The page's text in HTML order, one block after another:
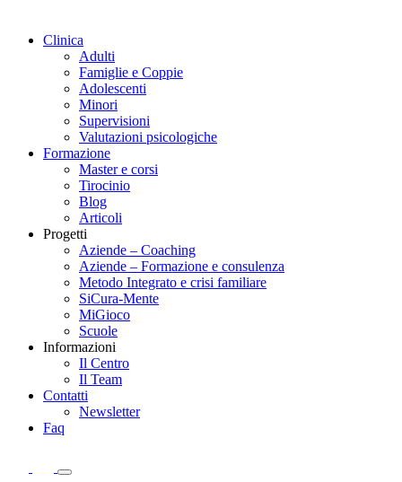
Clinica
Adulti
Famiglie e Coppie
Adolescenti
Minori
Supervisioni
Valutazioni psicologiche
Formazione
Master e corsi
Tirocinio
Blog
Articoli
Progetti
Aziende – Coaching
Aziende – Formazione e consulenza
Metodo Integrato e crisi familiare
SiCura-Mente
MiGioco
Scuole
Informazioni
Il Centro
Il Team
Contatti
Newsletter
Faq